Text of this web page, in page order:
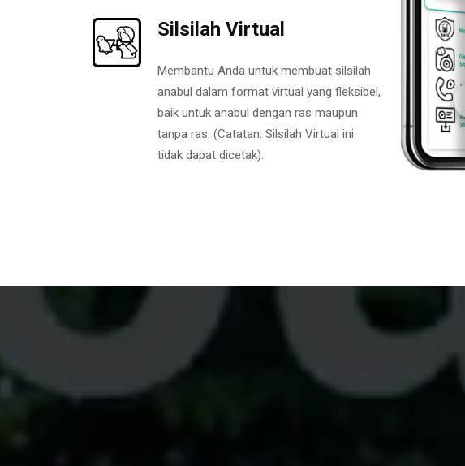
Silsilah Virtual
Membantu Anda untuk membuat silsilah
anabul dalam format virtual yang fleksibel,
baik untuk anabul dengan ras maupun
tanpa ras. (Catatan: Silsilah Virtual ini
tidak dapat dicetak).